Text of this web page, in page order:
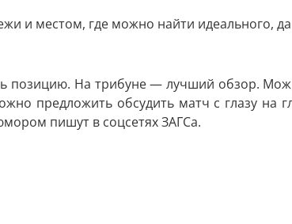
и местом, где можно найти идеального,
позицию. На трибуне — лучший обзор.
предложить обсудить матч с глазу
пишут в соцсетях ЗАГСа.